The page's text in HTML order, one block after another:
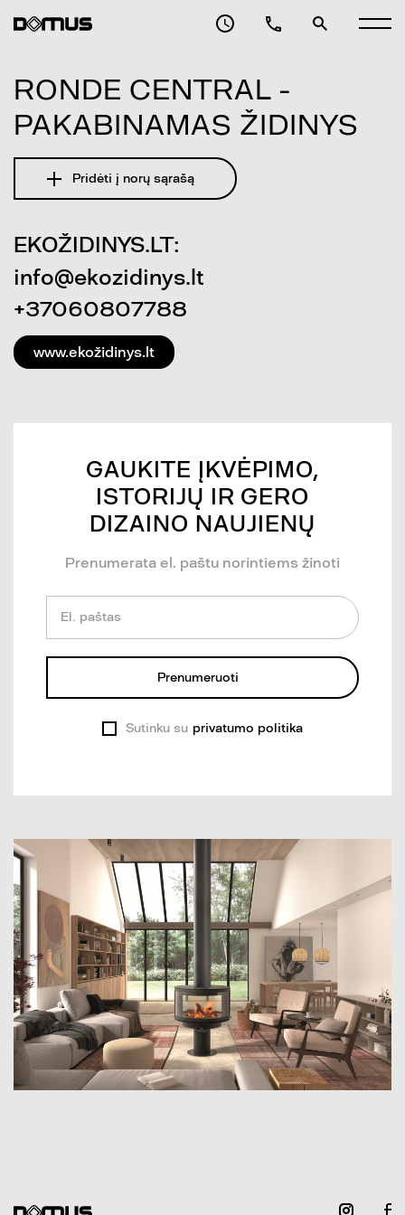
RONDE CENTRAL -
PAKABINAMAS ŽIDINYS
Pridėti į norų sąrašą
EKOŽIDINYS.LT:
info@ekozidinys.lt
+37060807788
www.ekožidinys.lt
GAUKITE ĮKVĖPIMO,
ISTORIJŲ IR GERO
DIZAINO NAUJIENŲ
Prenumerata el. paštu norintiems žinoti
El. paštas
Prenumeruoti
Sutinku su privatumo politika